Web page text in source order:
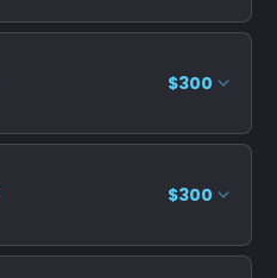
$300
$300